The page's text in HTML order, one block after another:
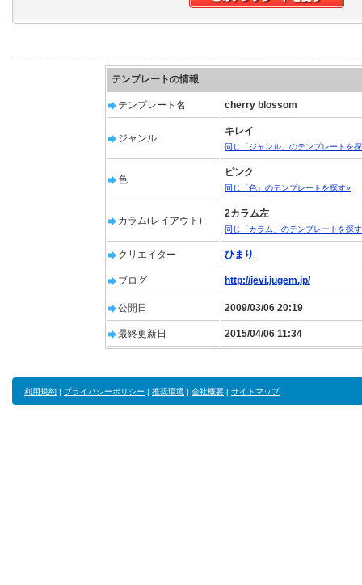
テンプレートの情報
テンプレート名 cherry blossom
ジャンル
キレイ
同じ「ジャンル」のテンプレートを
色
ピンク
同じ「色」のテンプレートを探す»
カラム(レイアウト)
2カラム左
同じ「カラム」のテンプレートを探
クリエイター ひまり
ブログ http://jevi.jugem.jp/
公開日 2009/03/06 20:19
最終更新日 2015/04/06 11:34
利用規約 | プライバシーポリシー | 推奨環境 | 会社概要 | サイトマップ